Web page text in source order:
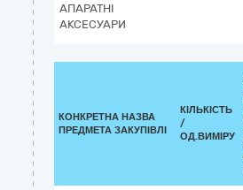
АПАРАТНІ
АКСЕСУАРИ
КОНКРЕТНА НАЗВА
ПРЕДМЕТА ЗАКУПІВЛІ
КІЛЬКІСТЬ
/
ОД.ВИМІРУ